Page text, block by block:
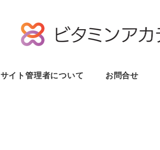
サイト管理者について お問合せ